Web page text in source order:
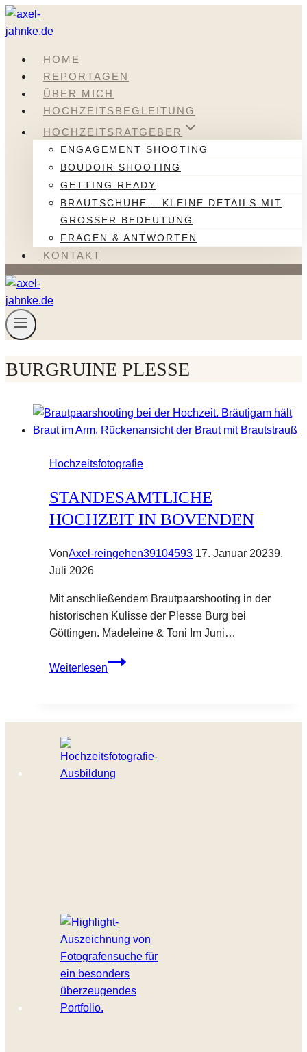
Zum
Inhalt
HOME
REPORTAGEN
ÜBER MICH
HOCHZEITSBEGLEITUNG
HOCHZEITSRATGEBER
ENGAGEMENT SHOOTING
BOUDOIR SHOOTING
GETTING READY
BRAUTSCHUHE – KLEINE DETAILS MIT
GROSSER BEDEUTUNG
FRAGEN & ANTWORTEN
KONTAKT
BURGRUINE PLESSE
Hochzeitsfotografie
STANDESAMTLICHE
HOCHZEIT IN BOVENDEN
VonAxel-reingehen39104593 17. Januar 20239.
Juli 2026
Mit anschließendem Brautpaarshooting in der
historischen Kulisse der Plesse Burg bei
Göttingen. Madeleine & Toni Im Juni…
Weiterlesen
Standesamtliche